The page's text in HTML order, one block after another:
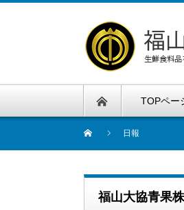
TOPペー
日報
福山大協青果